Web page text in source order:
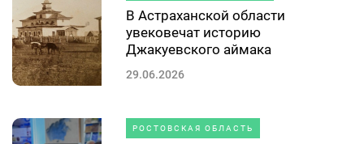
В Астраханской области
увековечат историю
Джакуевского аймака
29.06.2026
РОСТОВСКАЯ ОБЛАСТЬ